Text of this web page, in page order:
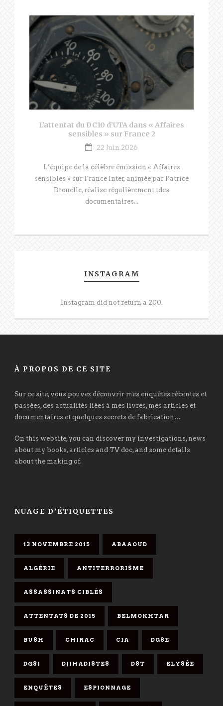
L’attentat du DC10 d’UTA dans « Affaires
sensibles » sur France 2
22 Juin 2026
L’équipe de la célèbre émission « Affaires
sensibles » sur France Inter, animée par Patrice
Drouelle, réalise régulièrement tdes
documentaires...
INSTAGRAM
Instagram did not return a 200.
À PROPOS DE CE SITE
Sur ce site, vous pouvez découvrir mes enquêtes récentes et
passées, des actualités liées à mes livres, mes articles et
documentaires et quelques secrets de fabrication…
On this website, you can discover my investigations, news
about my books, articles and TV doc, and some details
about the making of.
NUAGE D’ÉTIQUETTES
13 NOVEMBRE 2015 ABAAOUD
ALGÉRIE ANTITERRORISME
ASSASSINATS CIBLÉS
ATTENTATS DE 2015 BELMOKHTAR
BUSH CHIRAC CIA DGSE
DGSI DJIHADISTES DST ELYSÉE
ENQUÊTES ESPIONNAGE